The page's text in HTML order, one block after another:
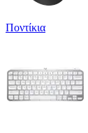
Ποντίκια